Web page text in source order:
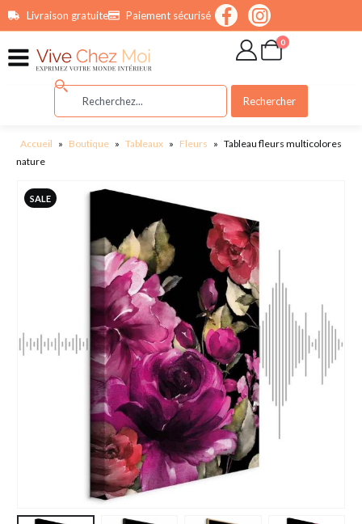
principalLivraison gratuite Paiement sécurisé
0
Rechercher
Accueil » Boutique » Tableaux » Fleurs » Tableau fleurs multicolores
nature
SALE